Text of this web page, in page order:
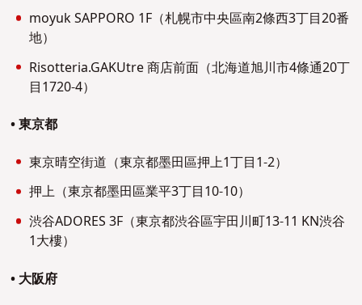
moyuk SAPPORO 1F（札幌市中央區南2條西3丁目20番
地）
Risotteria.GAKUtre 商店前面（北海道旭川市4條通20丁
目1720-4）
• 東京都
東京晴空街道（東京都墨田區押上1丁目1-2）
押上（東京都墨田區業平3丁目10-10）
渋谷ADORES 3F（東京都渋谷區宇田川町13-11 KN渋谷
1大樓）
• 大阪府